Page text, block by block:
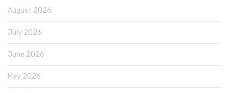
August 2026
July 2026
June 2026
May 2026